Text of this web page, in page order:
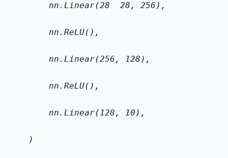
        nn.Linear(28
28, 256),
        nn.ReLU(),
        nn.Linear(256, 128),
        nn.ReLU(),
        nn.Linear(128, 10),
    )